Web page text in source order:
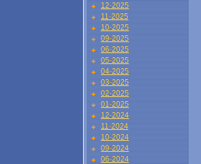
12-2025
11-2025
10-2025
09-2025
06-2025
05-2025
04-2025
03-2025
02-2025
01-2025
12-2024
11-2024
10-2024
09-2024
06-2024